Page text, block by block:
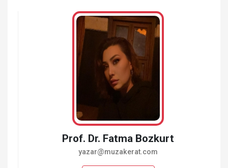
Prof. Dr. Fatma Bozkurt
yazar@muzakerat.com